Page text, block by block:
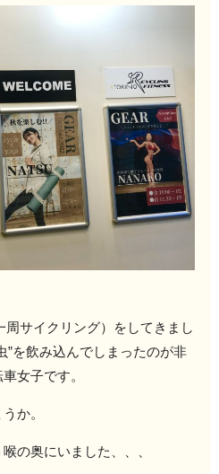
周サイクリング）をしてきまし
”を飲み込んでしまったのが非
女子です。
か。
の奥にいました、、、